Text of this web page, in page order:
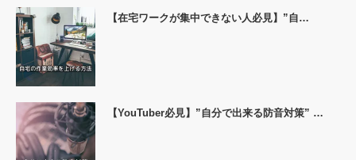
【在宅ワークが集中できない人必見】”自…
【YouTuber必見】”自分で出来る防音対策” …